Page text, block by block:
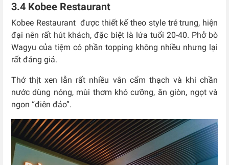
3.4 Kobee Restaurant
Kobee Restaurant được thiết kế theo style trẻ trung, hiện
đại nên rất hút khách, đặc biệt là lứa tuổi 20-40. Phở bò
Wagyu của tiệm có phần topping không nhiều nhưng lại
rất đáng giá.
Thớ thịt xen lẫn rất nhiều vân cẩm thạch và khi chần
nước dùng nóng, mùi thơm khó cưỡng, ăn giòn, ngọt và
ngon “điên đảo”.